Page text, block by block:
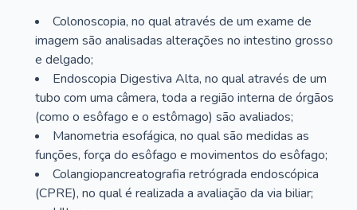
Colonoscopia, no qual através de um exame de
imagem são analisadas alterações no intestino grosso
e delgado;
Endoscopia Digestiva Alta, no qual através de um
tubo com uma câmera, toda a região interna de órgãos
(como o esôfago e o estômago) são avaliados;
Manometria esofágica, no qual são medidas as
funções, força do esôfago e movimentos do esôfago;
Colangiopancreatografia retrógrada endoscópica
(CPRE), no qual é realizada a avaliação da via biliar;